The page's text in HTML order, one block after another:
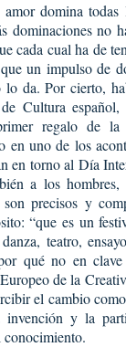
domina todas
dominaciones no
cada cual ha de
un impulso de
da. Por cierto,
Cultura español,
regalo de la
uno de los
en torno al Día
a los hombres,
precisos y
“que es un
teatro,
qué no en clave
de la
el cambio
invención y la
conocimiento.